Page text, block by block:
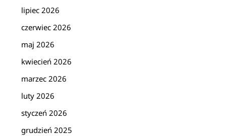
lipiec 2026
czerwiec 2026
maj 2026
kwiecień 2026
marzec 2026
luty 2026
styczeń 2026
grudzień 2025